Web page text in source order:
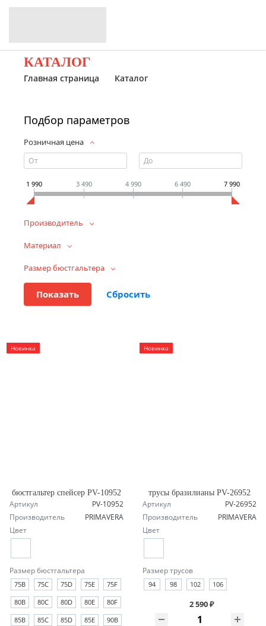
КАТАЛОГ
Главная страница Каталог
Подбор параметров
Розничная цена
1 990 3 490 4 990 6 490 7 990
Производитель
Материал
Размер бюстгальтера
Новинка
бюстгальтер спейсер PV-10952
Артикул
PV-10952
Производитель
PRIMAVERA
Цвет
Размер бюстгальтера
75B 75C 75D 75E
75F
80B
80C 80D 80E
80F
85B
85C 85D 85E
90B
Новинка
трусы бразилианы PV-26952
Артикул
PV-26952
Производитель
PRIMAVERA
Цвет
Размер трусов
94 98 102 106
2 590 ₽